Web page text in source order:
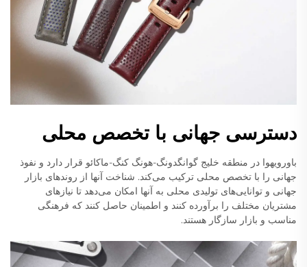
دسترسی جهانی با تخصص محلی
باورویهوا در منطقه خلیج گوانگدونگ-هونگ کنگ-ماکائو قرار دارد و نفوذ
جهانی را با تخصص محلی ترکیب می‌کند. شناخت آنها از روندهای بازار
جهانی و توانایی‌های تولیدی محلی به آنها امکان می‌دهد تا نیازهای
مشتریان مختلف را برآورده کنند و اطمینان حاصل کنند که فرهنگی
مناسب و بازار سازگار هستند.